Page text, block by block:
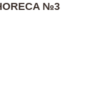
№3